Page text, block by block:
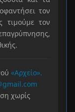
τον
τιμούμε τον
«Αρχείο».
χωρίς